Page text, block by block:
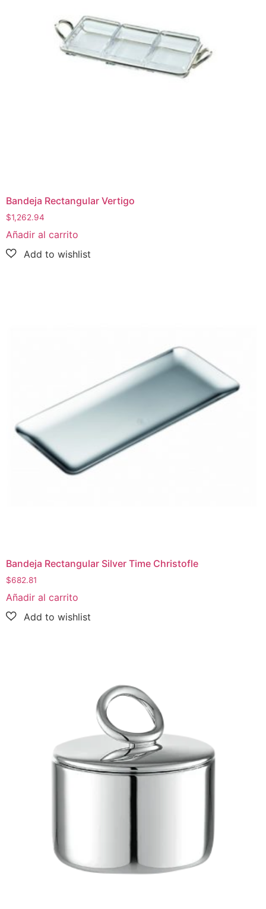
Bandeja Rectangular Vertigo
$1,262.94
Añadir al carrito
Bandeja Rectangular Silver Time Christofle
$682.81
Añadir al carrito